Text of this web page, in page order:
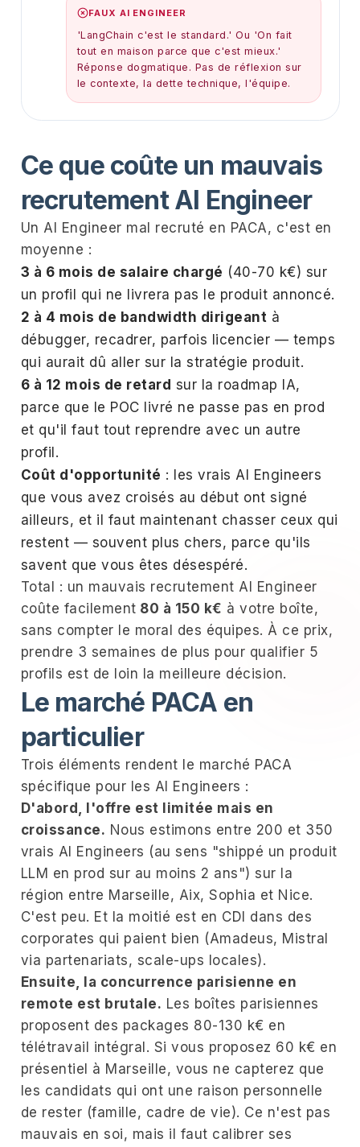
FAUX AI ENGINEER
'LangChain c'est le standard.' Ou 'On fait
tout en maison parce que c'est mieux.'
Réponse dogmatique. Pas de réflexion sur
le contexte, la dette technique, l'équipe.
Ce que coûte un mauvais
recrutement AI Engineer
Un AI Engineer mal recruté en PACA, c'est en
moyenne :
3 à 6 mois de salaire chargé (40-70 k€) sur
un profil qui ne livrera pas le produit annoncé.
2 à 4 mois de bandwidth dirigeant à
débugger, recadrer, parfois licencier — temps
qui aurait dû aller sur la stratégie produit.
6 à 12 mois de retard sur la roadmap IA,
parce que le POC livré ne passe pas en prod
et qu'il faut tout reprendre avec un autre
profil.
Coût d'opportunité : les vrais AI Engineers
que vous avez croisés au début ont signé
ailleurs, et il faut maintenant chasser ceux qui
restent — souvent plus chers, parce qu'ils
savent que vous êtes désespéré.
Total : un mauvais recrutement AI Engineer
coûte facilement 80 à 150 k€ à votre boîte,
sans compter le moral des équipes. À ce prix,
prendre 3 semaines de plus pour qualifier 5
profils est de loin la meilleure décision.
Le marché PACA en
particulier
Trois éléments rendent le marché PACA
spécifique pour les AI Engineers :
D'abord, l'offre est limitée mais en
croissance. Nous estimons entre 200 et 350
vrais AI Engineers (au sens "shippé un produit
LLM en prod sur au moins 2 ans") sur la
région entre Marseille, Aix, Sophia et Nice.
C'est peu. Et la moitié est en CDI dans des
corporates qui paient bien (Amadeus, Mistral
via partenariats, scale-ups locales).
Ensuite, la concurrence parisienne en
remote est brutale. Les boîtes parisiennes
proposent des packages 80-130 k€ en
télétravail intégral. Si vous proposez 60 k€ en
présentiel à Marseille, vous ne capterez que
les candidats qui ont une raison personnelle
de rester (famille, cadre de vie). Ce n'est pas
mauvais en soi, mais il faut calibrer ses